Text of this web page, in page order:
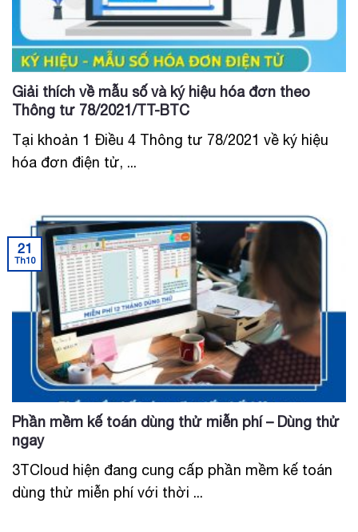
Giải thích về mẫu số và ký hiệu hóa đơn theo
Thông tư 78/2021/TT-BTC
Tại khoản 1 Điều 4 Thông tư 78/2021 về ký hiệu
hóa đơn điện tử, ...
Phần mềm kế toán dùng thử miễn phí – Dùng thử
ngay
3TCloud hiện đang cung cấp phần mềm kế toán
dùng thử miễn phí với thời ...
21
Th10